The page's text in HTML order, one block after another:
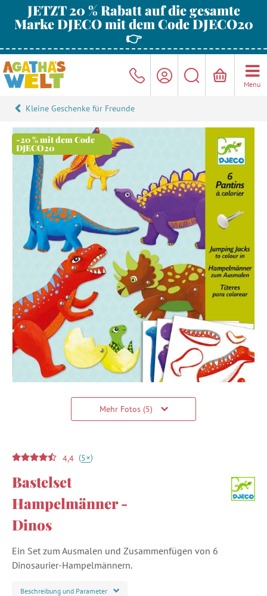
JETZT 20 % Rabatt auf die gesamte
Marke DJECO mit dem Code DJECO20
👉
Menu
Kleine Geschenke für Freunde
-20 % mit dem Code
DJECO20
Mehr Fotos (5)
4,4 (5+)
Bastelset
Hampelmänner -
Dinos
Ein Set zum Ausmalen und Zusammenfügen von 6
Dinosaurier-Hampelmännern.
Beschreibung und Parameter